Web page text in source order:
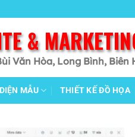
&
Văn Hòa, Long Bình,
MẪU THIẾT KẾ ĐỒ HỌA